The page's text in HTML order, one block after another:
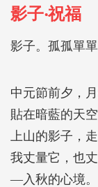
影子‧祝福
影子。孤孤單單
中元節前夕，
貼在暗藍的天空
上山的影子，
我丈量它，也
―入秋的心境。